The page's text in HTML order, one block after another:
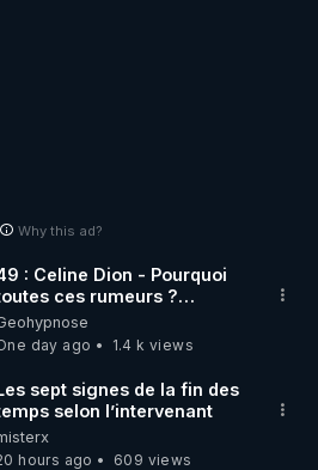
Why this ad?
: Celine Dion - Pourquoi
ces rumeurs ?
sous hypnose
day ago
1.4 k views
sept signes de la fin des
selon l’intervenant
hours ago
609 views